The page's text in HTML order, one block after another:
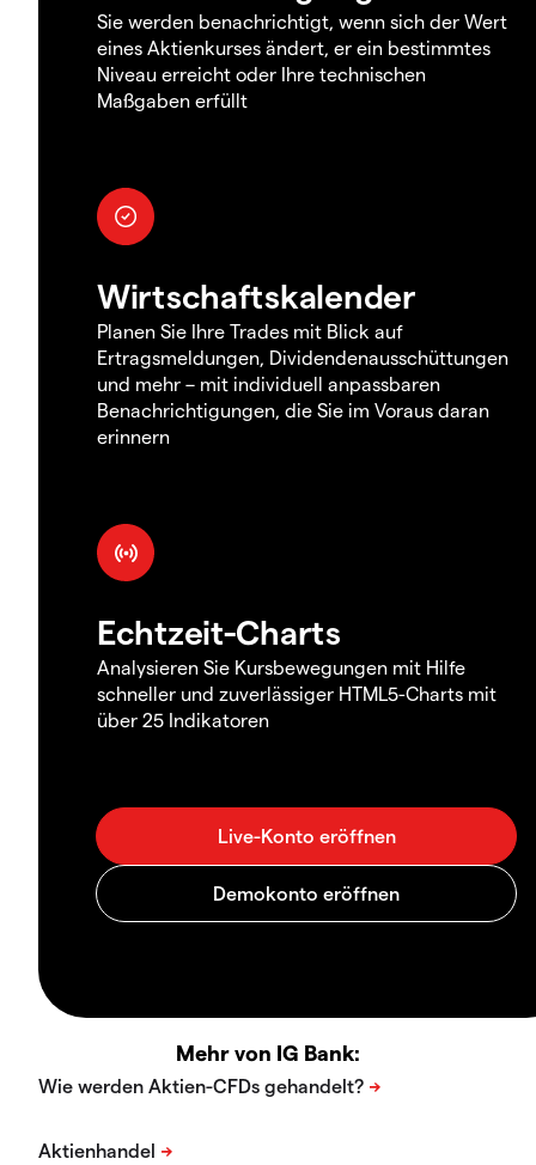
Sie werden benachrichtigt, wenn sich der Wert
eines Aktienkurses ändert, er ein bestimmtes
Niveau erreicht oder Ihre technischen
Maßgaben erfüllt
Wirtschaftskalender
Planen Sie Ihre Trades mit Blick auf
Ertragsmeldungen, Dividendenausschüttungen
und mehr – mit individuell anpassbaren
Benachrichtigungen, die Sie im Voraus daran
erinnern
Echtzeit-Charts
Analysieren Sie Kursbewegungen mit Hilfe
schneller und zuverlässiger HTML5-Charts mit
über 25 Indikatoren
Mehr von IG Bank: